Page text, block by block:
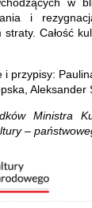
i
Całość
przypisy:
Ministra
–